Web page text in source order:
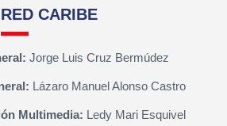
RED CARIBE
Jorge Luis Cruz Bermúdez
Lázaro Manuel Alonso Castro
Multimedia: Ledy Mari Esquivel